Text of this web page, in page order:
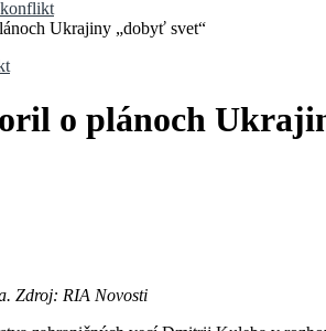
Ukrajiny „dobyť svet“
o plánoch
Zdroj: RIA Novosti